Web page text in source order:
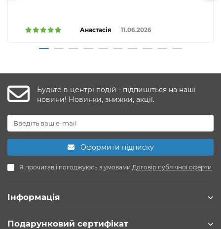
Анастасія 11.06.2026
Будьте в центрі подій - підпишіться на наші
новини! Новинки, знижки, акції.
Оформити підписку
Я прочитав і погоджуюсь з умовами Договір публічної оферти
Інформація
Подарунковий сертифікат